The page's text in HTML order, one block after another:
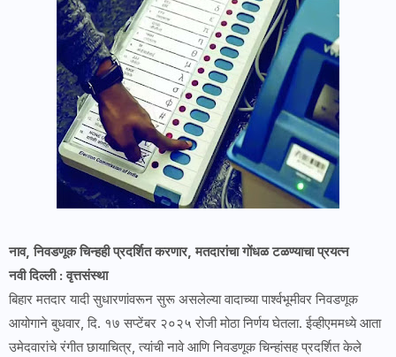
नाव, निवडणूक चिन्हही प्रदर्शित करणार, मतदारांचा गोंधळ टळण्याचा प्रयत्न
नवी दिल्ली : वृत्तसंस्था
बिहार मतदार यादी सुधारणांवरून सुरू असलेल्या वादाच्या पार्श्वभूमीवर निवडणूक
आयोगाने बुधवार, दि. १७ सप्टेंबर २०२५ रोजी मोठा निर्णय घेतला. ईव्हीएममध्ये आता
उमेदवारांचे रंगीत छायाचित्र, त्यांची नावे आणि निवडणूक चिन्हांसह प्रदर्शित केले